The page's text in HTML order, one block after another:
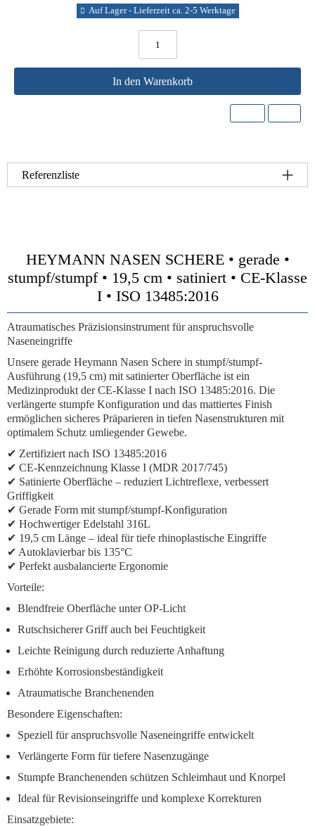
Auf Lager - Lieferzeit ca. 2-5 Werktage
In den Warenkorb
Referenzliste
HEYMANN NASEN SCHERE • gerade •
stumpf/stumpf • 19,5 cm • satiniert • CE-Klasse
I • ISO 13485:2016
Atraumatisches Präzisionsinstrument für anspruchsvolle
Naseneingriffe
Unsere gerade Heymann Nasen Schere in stumpf/stumpf-
Ausführung (19,5 cm) mit satinierter Oberfläche ist ein
Medizinprodukt der CE-Klasse I nach ISO 13485:2016. Die
verlängerte stumpfe Konfiguration und das mattiertes Finish
ermöglichen sicheres Präparieren in tiefen Nasenstrukturen mit
optimalem Schutz umliegender Gewebe.
✔ Zertifiziert nach ISO 13485:2016
✔ CE-Kennzeichnung Klasse I (MDR 2017/745)
✔ Satinierte Oberfläche – reduziert Lichtreflexe, verbessert
Griffigkeit
✔ Gerade Form mit stumpf/stumpf-Konfiguration
✔ Hochwertiger Edelstahl 316L
✔ 19,5 cm Länge – ideal für tiefe rhinoplastische Eingriffe
✔ Autoklavierbar bis 135°C
✔ Perfekt ausbalancierte Ergonomie
Vorteile:
Blendfreie Oberfläche unter OP-Licht
Rutschsicherer Griff auch bei Feuchtigkeit
Leichte Reinigung durch reduzierte Anhaftung
Erhöhte Korrosionsbeständigkeit
Atraumatische Branchenenden
Besondere Eigenschaften:
Speziell für anspruchsvolle Naseneingriffe entwickelt
Verlängerte Form für tiefere Nasenzugänge
Stumpfe Branchenenden schützen Schleimhaut und Knorpel
Ideal für Revisionseingriffe und komplexe Korrekturen
Einsatzgebiete: